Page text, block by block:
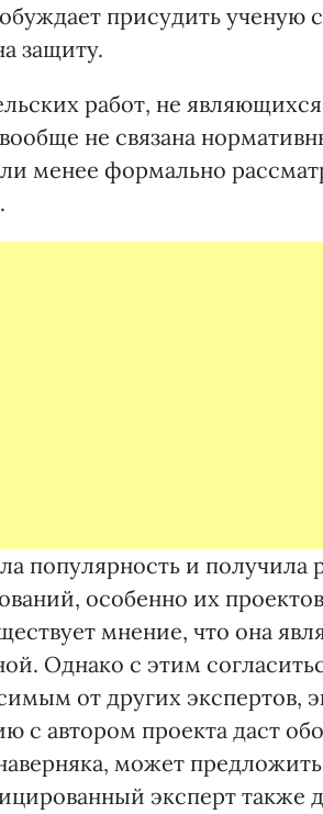
присудить ученую
защиту.
работ, не
не связана
менее формально
популярность и получила
особенно их
мнение, что она
Однако с этим
от других экспертов,
с автором проекта даст
может
эксперт также